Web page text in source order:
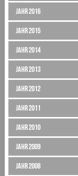
Jahr 2016
Jahr 2015
Jahr 2014
Jahr 2013
Jahr 2012
Jahr 2011
Jahr 2010
Jahr 2009
Jahr 2008